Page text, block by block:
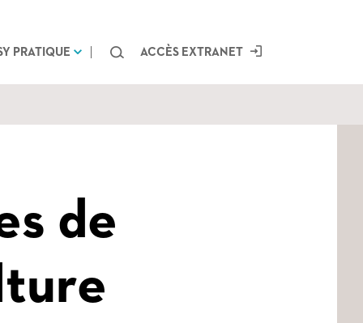
PRATIQUE ChercherACCÈS EXTRANET
de